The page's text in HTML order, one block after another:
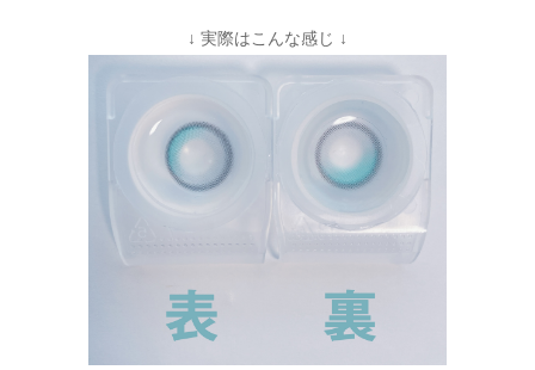
↓ 実際はこんな感じ ↓